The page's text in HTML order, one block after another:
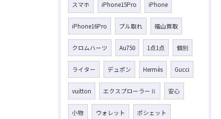
スマホ iPhone15Pro iPhone
iPhone16Pro プル取れ 福山買取
クロムハーツ Au750 1点1点 個別
ライター デュポン Hermès Gucci
vuitton エクスプローラーⅡ 安心
小物 ウォレット ポシェット